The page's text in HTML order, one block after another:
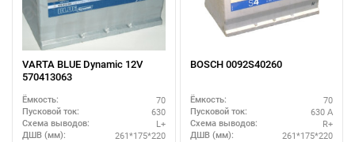
VARTA BLUE Dynamic 12V
570413063
Ёмкость: 70
Пусковой ток: 630
Схема выводов: L+
ДШВ (мм): 261*175*220
BOSCH 0092S40260
Ёмкость: 70
Пусковой ток: 630 А
Схема выводов: R+
ДШВ (мм): 261*175*220